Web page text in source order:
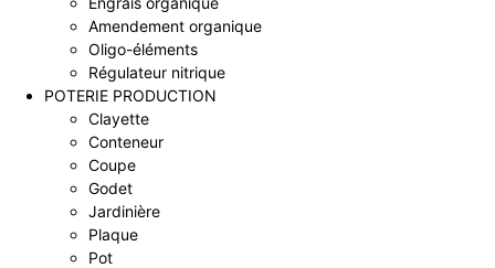
Amendement organique
Oligo-éléments
Régulateur nitrique
POTERIE PRODUCTION
Clayette
Conteneur
Coupe
Godet
Jardinière
Plaque
Pot